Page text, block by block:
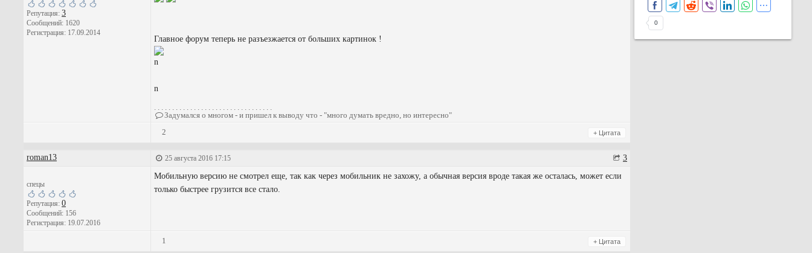
Репутация: 3
Сообщений: 1620
Регистрация: 17.09.2014
Главное форум теперь не разъезжается от больших картинок !
n
n
. . . . . . . . . . . . . . . . . . . . . . . . . . . . . . . . .
Задумался о многом - и пришел к выводу что - "много думать вредно, но интересно"
2
+ Цитата
roman13 25 августа 2016 17:15 3
спецы
Репутация: 0
Сообщений: 156
Регистрация: 19.07.2016
Мобильную версию не смотрел еще, так как через мобильник не захожу, а обычная версия вроде такая же осталась, может если
только быстрее грузится все стало.
1 + Цитата
0